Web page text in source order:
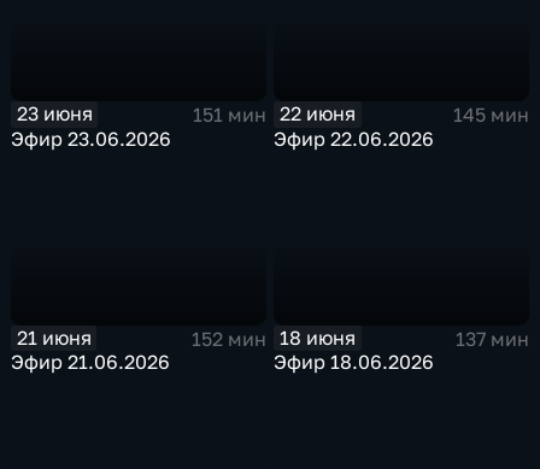
23 июня
151 мин
Эфир 23.06.2026
22 июня
145 мин
Эфир 22.06.2026
21 июня
152 мин
Эфир 21.06.2026
18 июня
137 мин
Эфир 18.06.2026